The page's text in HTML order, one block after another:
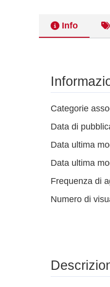
Info
Categorie
Data di
Data ultima
Data ultima
Frequenza di
Numero di